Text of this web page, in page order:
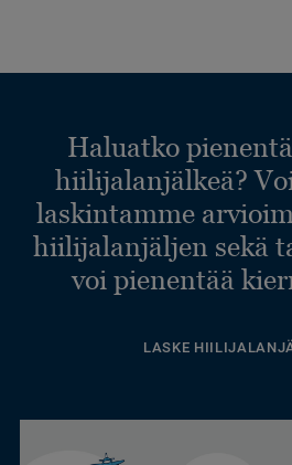
Haluatko
hiilijalanjälkeä?
laskintamme
hiilijalanjäljen sekä
voi pienentää
LASKE